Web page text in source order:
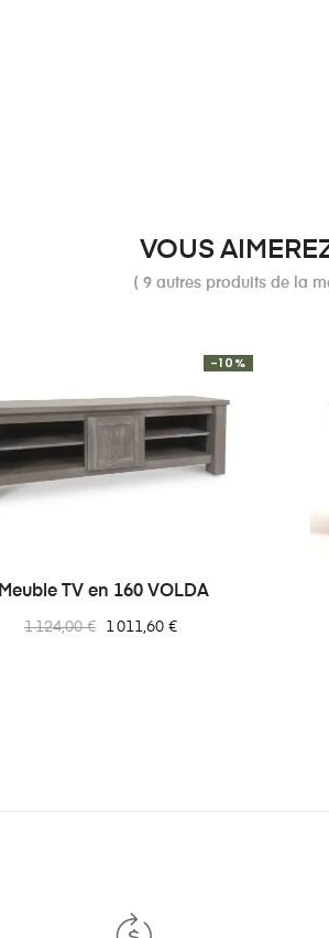
VOUS
( 9 autres produits de la
Meuble TV en 160 VOLDA
Prix
1 124,00 €
-10%
Prix
1 011,60 €